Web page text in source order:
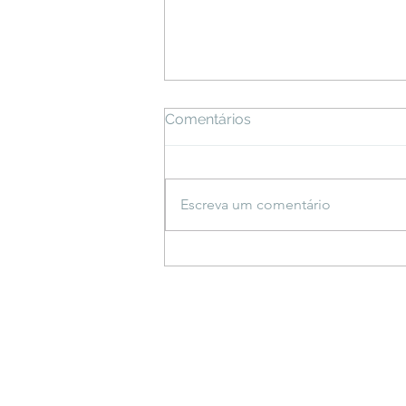
Comentários
Escreva um comentário